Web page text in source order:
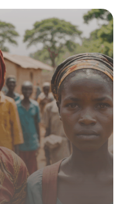
en Afrique
donne des clés